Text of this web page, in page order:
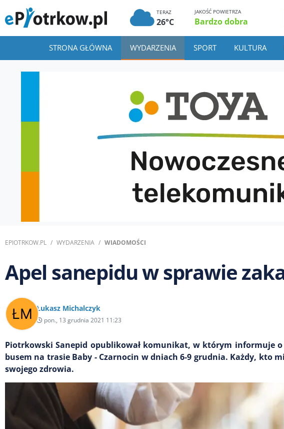
TERAZ
26°C
JAKOŚĆ POWIETRZA
Bardzo dobra
STRONA GŁÓWNA WYDARZENIA SPORT KULTURA
EPIOTRKOW.PL WYDARZENIA WIADOMOŚCI
Apel sanepidu w sprawie
Łukasz Michalczyk
pon., 13 grudnia 2021 11:23
Piotrkowski Sanepid opublikował komunikat, w którym informuje
busem na trasie Baby - Czarnocin w dniach 6-9 grudnia. Każdy, kto
swojego zdrowia.